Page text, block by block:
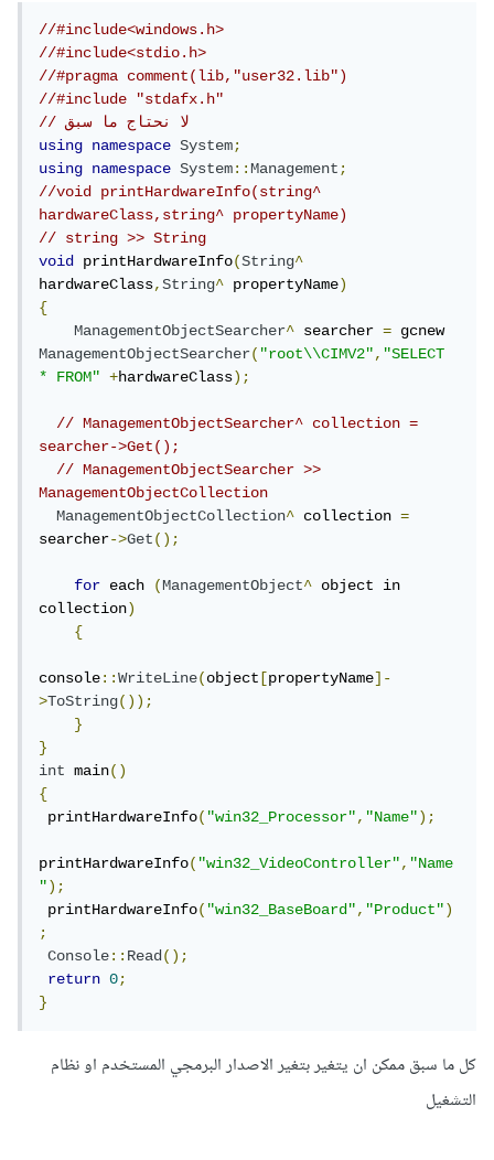
//#include<windows.h>
//#include<stdio.h>
//#pragma comment(lib,"user32.lib")
//#include "stdafx.h"
// لا نحتاج ما سبق
using
namespace System;
using
namespace System::Management;
//void printHardwareInfo(string^
hardwareClass,string^ propertyName)
// string >> String
void printHardwareInfo(String^
hardwareClass,String^ propertyName)
{
ManagementObjectSearcher^ searcher =
ManagementObjectSearcher("root\\CIMV2","SELECT
* FROM"
+hardwareClass);
// ManagementObjectSearcher^ collection =
searcher->Get();
// ManagementObjectSearcher >>
ManagementObjectCollection
ManagementObjectCollection^ collection =
searcher->Get();
for each (ManagementObject^ object in
collection)
{
console::WriteLine(object [propertyName]-
>ToString());
}
}
int main()
{
printHardwareInfo("win32_Processor","Name");
printHardwareInfo("win32_VideoController","Name
");
printHardwareInfo("win32_BaseBoard","Product")
;
Console::Read();
return
0;
}
كل ما سبق ممكن ان يتغير بتغير الاصدار البرمجي المستخدم او نظام
التشغيل